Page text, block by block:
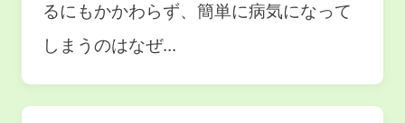
るにもかかわらず、簡単に病気になって
しまうのはなぜ...